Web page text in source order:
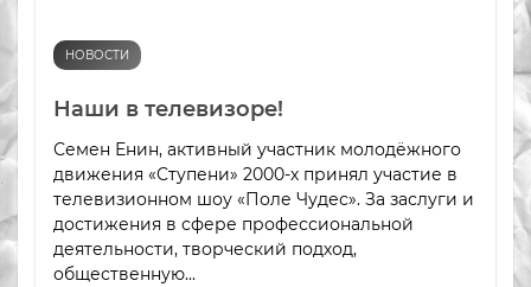
НОВОСТИ
Наши в телевизоре!
Семен Енин, активный участник молодёжного
движения «Ступени» 2000-х принял участие в
телевизионном шоу «Поле Чудес». За заслуги и
достижения в сфере профессиональной
деятельности, творческий подход,
общественную...